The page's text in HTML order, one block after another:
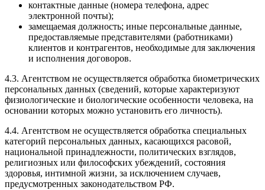
контактные данные (номера телефона, адрес
электронной почты);
замещаемая должность; иные персональные данные,
предоставляемые представителями (работниками)
клиентов и контрагентов, необходимые для заключения
и исполнения договоров.
4.3. Агентством не осуществляется обработка биометрических
персональных данных (сведений, которые характеризуют
физиологические и биологические особенности человека, на
основании которых можно установить его личность).
4.4. Агентством не осуществляется обработка специальных
категорий персональных данных, касающихся расовой,
национальной принадлежности, политических взглядов,
религиозных или философских убеждений, состояния
здоровья, интимной жизни, за исключением случаев,
предусмотренных законодательством РФ.